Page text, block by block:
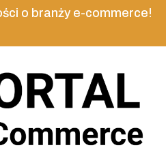
o branży e-commerce!